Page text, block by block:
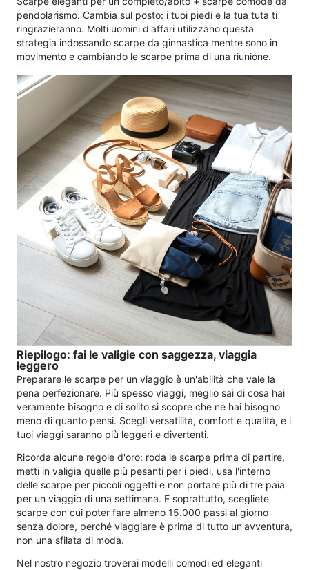
pendolarismo. Cambia sul posto: i tuoi piedi e la tua tuta ti
ringrazieranno. Molti uomini d'affari utilizzano questa
strategia indossando scarpe da ginnastica mentre sono in
movimento e cambiando le scarpe prima di una riunione.
Riepilogo: fai le valigie con saggezza, viaggia
leggero
Preparare le scarpe per un viaggio è un'abilità che vale la
pena perfezionare. Più spesso viaggi, meglio sai di cosa hai
veramente bisogno e di solito si scopre che ne hai bisogno
meno di quanto pensi. Scegli versatilità, comfort e qualità, e i
tuoi viaggi saranno più leggeri e divertenti.
Ricorda alcune regole d'oro: roda le scarpe prima di partire,
metti in valigia quelle più pesanti per i piedi, usa l'interno
delle scarpe per piccoli oggetti e non portare più di tre paia
per un viaggio di una settimana. E soprattutto, scegliete
scarpe con cui poter fare almeno 15.000 passi al giorno
senza dolore, perché viaggiare è prima di tutto un'avventura,
non una sfilata di moda.
Nel nostro negozio troverai modelli comodi ed eleganti